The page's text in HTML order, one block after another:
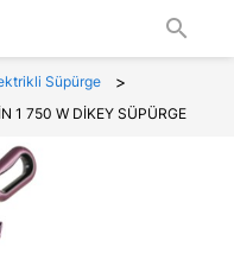
search
Süpürge >
1 750 W DİKEY SÜPÜRGE